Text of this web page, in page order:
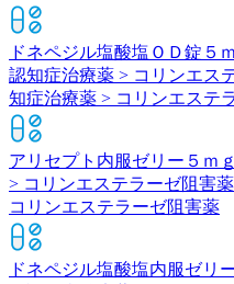
ドネペジル塩酸塩ＯＤ錠５
認知症治療薬 > コリンエス
知症治療薬 > コリンエステ
アリセプト内服ゼリー５ｍｇ
> コリンエステラーゼ阻害
コリンエステラーゼ阻害薬
ドネペジル塩酸塩内服ゼリ